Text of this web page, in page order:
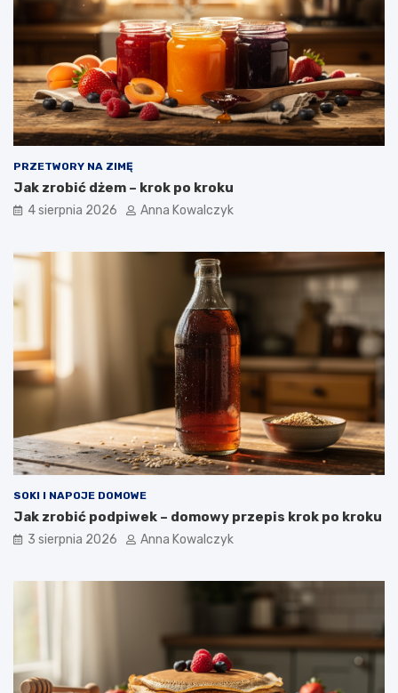
PRZETWORY NA ZIMĘ
Jak zrobić dżem – krok po kroku
4 sierpnia 2026 Anna Kowalczyk
SOKI I NAPOJE DOMOWE
Jak zrobić podpiwek – domowy przepis krok po kroku
3 sierpnia 2026 Anna Kowalczyk